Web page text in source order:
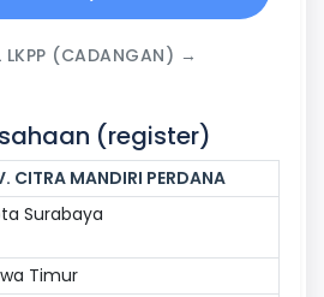
LKPP (CADANGAN) →
(register)
CITRA MANDIRI PERDANA
Surabaya
Timur